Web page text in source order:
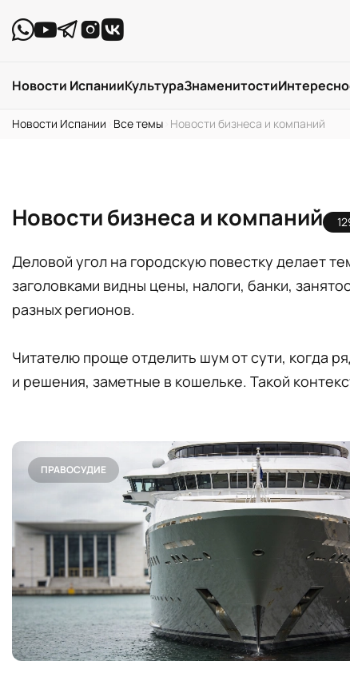
Новости ИспанииКультураЗнаменитости
Новости Испании Все темы Новости бизнеса и компаний
Новости бизнеса и компаний
Деловой угол на городскую повестку делает
заголовками видны цены, налоги, банки,
разных регионов.
Читателю проще отделить шум от сути, когда
и решения, заметные в кошельке. Такой
ПРАВОСУДИЕ